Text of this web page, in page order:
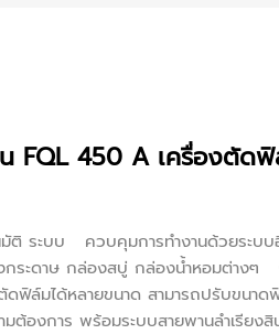
น FQL 450 A เครื่องตัด
ระบบ ควบคุมการทำงานด้วยระบบ
กระดาษ กล่องสบู่ กล่องน้ำหอมต่าง
ฟิล์มได้หลายขนาด สามารถปรับขนา
องการ พร้อมระบบสายพานลำเรียงสิ